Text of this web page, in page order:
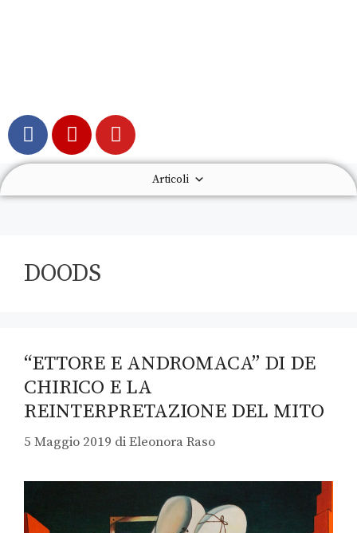
Articoli
DOODS
“ETTORE E ANDROMACA” DI DE
CHIRICO E LA
REINTERPRETAZIONE DEL MITO
5 Maggio 2019 diEleonora Raso